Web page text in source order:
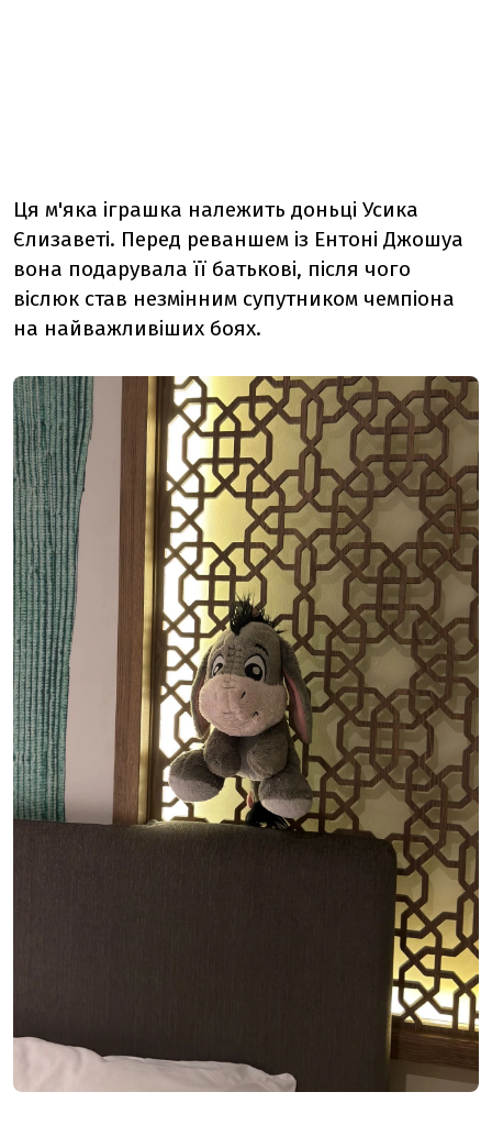
Ця м'яка іграшка належить доньці Усика
Єлизаветі. Перед реваншем із Ентоні Джошуа
вона подарувала її батькові, після чого
віслюк став незмінним супутником чемпіона
на найважливіших боях.